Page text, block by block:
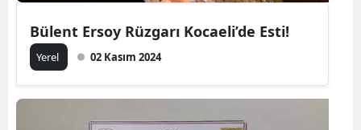
Bülent Ersoy Rüzgarı Kocaeli’de Esti!
Yerel 02 Kasım 2024